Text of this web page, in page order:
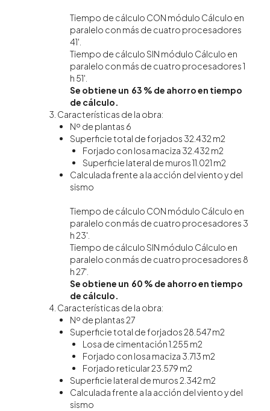
Tiempo de cálculo CON módulo Cálculo en
paralelo con más de cuatro procesadores
41'.
Tiempo de cálculo SIN módulo Cálculo en
paralelo con más de cuatro procesadores 1
h 51'.
Se obtiene un 63 % de ahorro en tiempo
de cálculo.
Características de la obra:
Nº de plantas 6
Superficie total de forjados 32.432 m2
Forjado con losa maciza 32.432 m2
Superficie lateral de muros 11.021 m2
Calculada frente a la acción del viento y del
sismo
Tiempo de cálculo CON módulo Cálculo en
paralelo con más de cuatro procesadores 3
h 23'.
Tiempo de cálculo SIN módulo Cálculo en
paralelo con más de cuatro procesadores 8
h 27'.
Se obtiene un 60 % de ahorro en tiempo
de cálculo.
Características de la obra:
Nº de plantas 27
Superficie total de forjados 28.547 m2
Losa de cimentación 1.255 m2
Forjado con losa maciza 3.713 m2
Forjado reticular 23.579 m2
Superficie lateral de muros 2.342 m2
Calculada frente a la acción del viento y del
sismo